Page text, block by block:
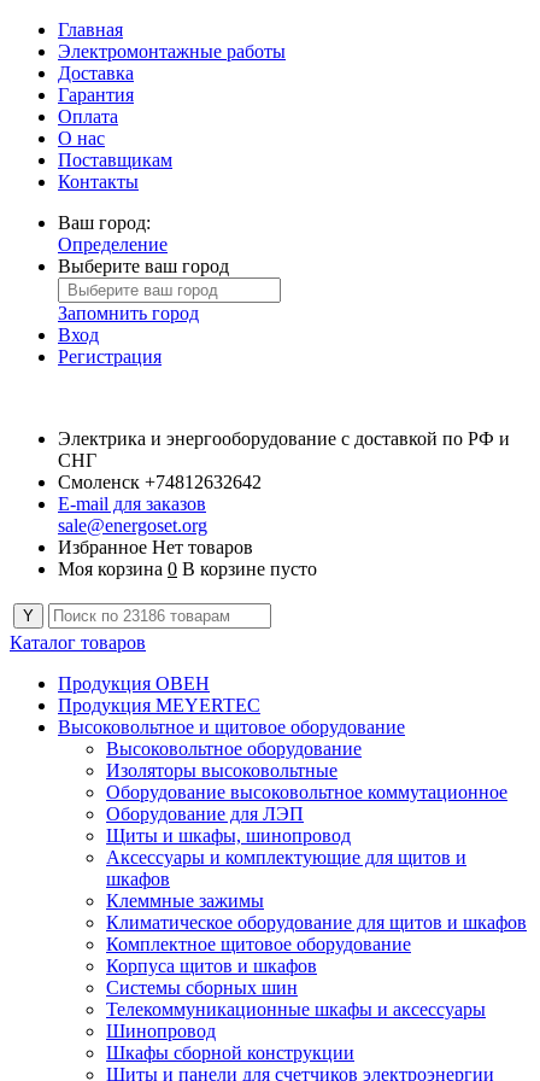
Главная
Электромонтажные работы
Доставка
Гарантия
Оплата
О нас
Поставщикам
Контакты
Ваш город:
Определение
Выберите ваш город
Запомнить город
Вход
Регистрация
Электрика и энергооборудование с доставкой по РФ и
СНГ
Смоленск +74812632642
E-mail для заказов
sale@energoset.org
Избранное Нет товаров
Моя корзина 0 В корзине пусто
Каталог товаров
Продукция ОВЕН
Продукция MEYERTEC
Высоковольтное и щитовое оборудование
Высоковольтное оборудование
Изоляторы высоковольтные
Оборудование высоковольтное коммутационное
Оборудование для ЛЭП
Щиты и шкафы, шинопровод
Аксессуары и комплектующие для щитов и
шкафов
Клеммные зажимы
Климатическое оборудование для щитов и шкафов
Комплектное щитовое оборудование
Корпуса щитов и шкафов
Системы сборных шин
Телекоммуникационные шкафы и аксессуары
Шинопровод
Шкафы сборной конструкции
Щиты и панели для счетчиков электроэнергии